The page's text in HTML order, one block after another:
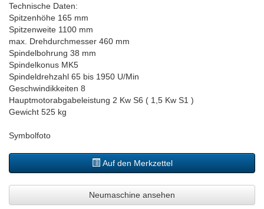
Technische Daten:
Spitzenhöhe 165 mm
Spitzenweite 1100 mm
max. Drehdurchmesser 460 mm
Spindelbohrung 38 mm
Spindelkonus MK5
Spindeldrehzahl 65 bis 1950 U/Min
Geschwindikkeiten 8
Hauptmotorabgabeleistung 2 Kw S6 ( 1,5 Kw S1 )
Gewicht 525 kg
Symbolfoto
Auf den Merkzettel
Neumaschine ansehen